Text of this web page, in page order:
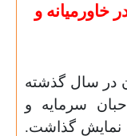
خاورمیانه و
در سال گذشته
سرمایه و
نمایش گذاشت.